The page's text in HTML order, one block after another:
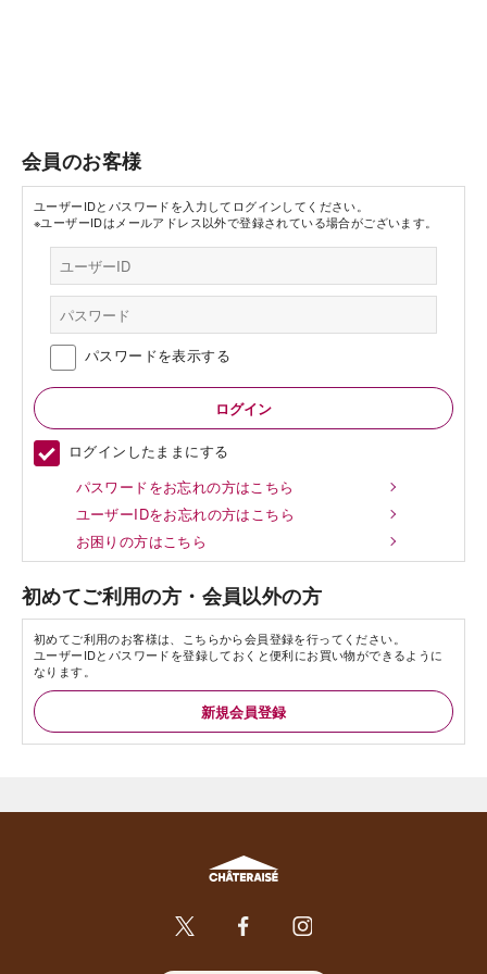
会員のお客様
ユーザーIDとパスワードを入力してログインしてください。
※ユーザーIDはメールアドレス以外で登録されている場合がございます。
パスワードを表示する
ログインしたままにする
パスワードをお忘れの方はこちら
ユーザーIDをお忘れの方はこちら
お困りの方はこちら
初めてご利用の方・会員以外の方
初めてご利用のお客様は、こちらから会員登録を行ってください。
ユーザーIDとパスワードを登録しておくと便利にお買い物ができるように
なります。